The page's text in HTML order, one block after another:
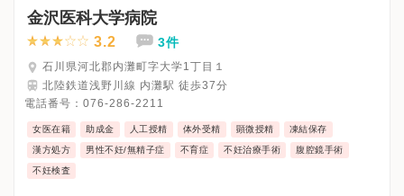
※不妊専門外来は平日17：30～(火曜のみ16：00〜)完全予約制で
す。
※詳細はクリニックHPを確認、または直接お問い合わせくださ
金沢医科大学病院
3.2 3件
石川県河北郡内灘町字大学1丁目１
北陸鉄道浅野川線 内灘駅 徒歩37分
電話番号： 076-286-2211
女医在籍 助成金 人工授精 体外受精 顕微授精 凍結保存
漢方処方 男性不妊/無精子症 不育症 不妊治療手術 腹腔鏡手術
不妊検査